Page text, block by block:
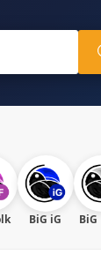
BiG iG BiG